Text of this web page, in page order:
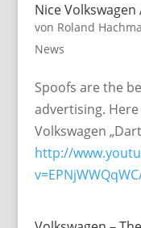
Nice Volkswagen
von Roland
News
Spoofs are the
advertising.
Volkswagen
http://